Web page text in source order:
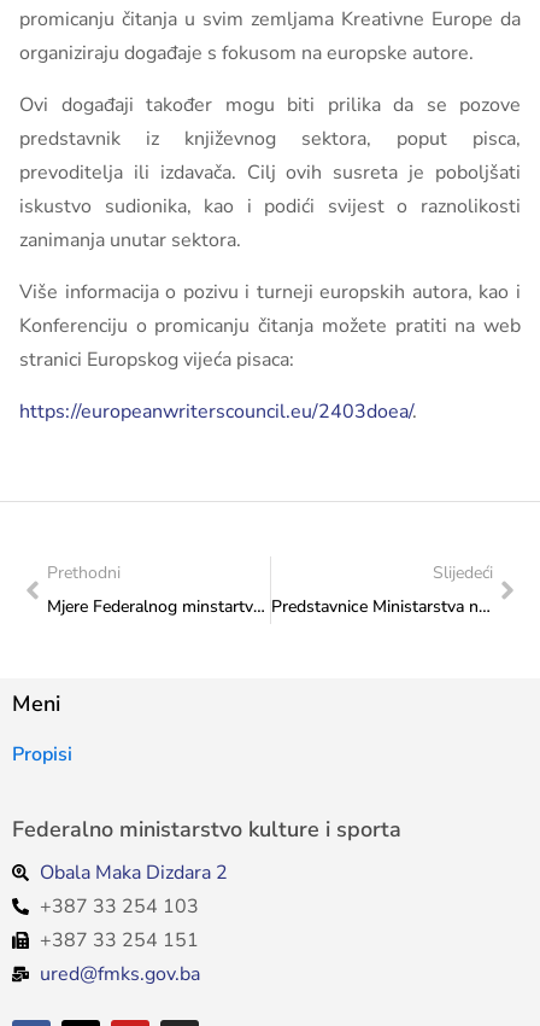
promicanju čitanja u svim zemljama Kreativne Europe da
organiziraju događaje s fokusom na europske autore.
Ovi događaji također mogu biti prilika da se pozove
predstavnik iz književnog sektora, poput pisca,
prevoditelja ili izdavača. Cilj ovih susreta je poboljšati
iskustvo sudionika, kao i podići svijest o raznolikosti
zanimanja unutar sektora.
Više informacija o pozivu i turneji europskih autora, kao i
Konferenciju o promicanju čitanja možete pratiti na web
stranici Europskog vijeća pisaca:
https://europeanwriterscouncil.eu/2403doea/.
Prethodni
Mjere Federalnog minstartva kulture i sporta za objedinjeni Operativni plan Federacije BiH za provedbu Gender akcionog plana Bosne i Hercegovine za period 2023-2027 Gender centra Federacije Bosne i Hercegovine
Slijedeći
Predstavnice Ministarstva na stručnom seminaru „Upravljanje rizicima u Javnom sektoru u FBiH i uloga interne revizije”
Meni
Propisi
Federalno ministarstvo kulture i sporta
Obala Maka Dizdara 2
+387 33 254 103
+387 33 254 151
ured@fmks.gov.ba